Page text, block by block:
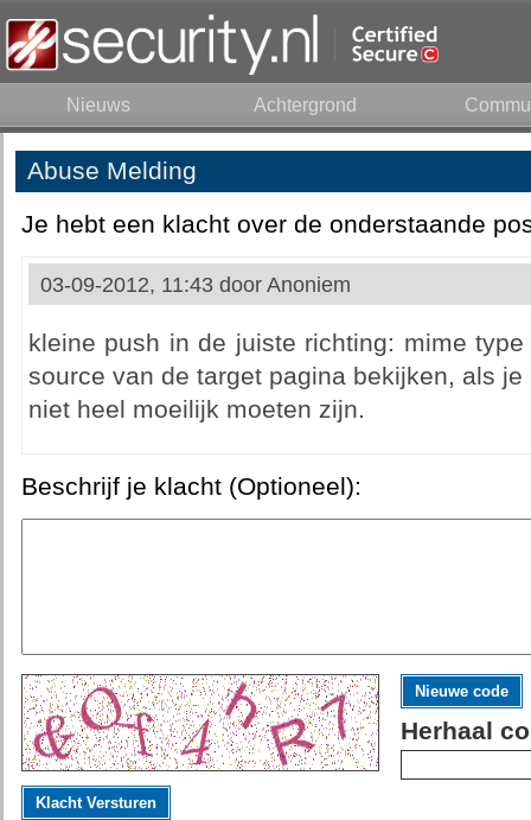
Nieuws Achtergrond
Abuse Melding
Je hebt een klacht over de onderstaande
03-09-2012, 11:43 door Anoniem
kleine push in de juiste richting: mime
source van de target pagina bekijken, als
niet heel moeilijk moeten zijn.
Beschrijf je klacht (Optioneel):
Nieuwe code
Herhaal
Klacht Versturen